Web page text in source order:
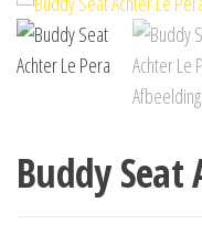
Buddy Seat